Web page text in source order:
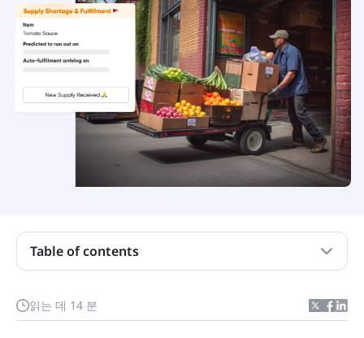
읽는 데 14 분
Table of contents
레스토랑 오픈 체크리스트란 무엇인가요?
레스토랑 오프닝 체크리스트를 갖는 것의 이점은 무